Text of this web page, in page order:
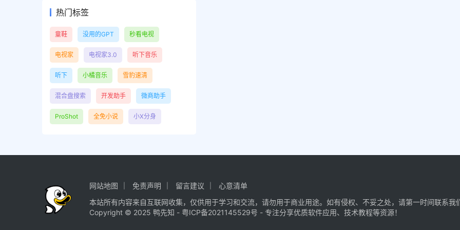
热门标签
童鞋 没用的GPT 秒看电视
电视家 电视家3.0 听下音乐
听下 小橘音乐 雪豹速清
混合盘搜索 开发助手 微商助手
ProShot 全免小说 小X分身
网站地图 免责声明 留言建议
心意清单
本站所有内容来自互联网收集，仅供用于学习和交流，请勿用于商业用途。如有侵权、不妥之处，请第一时间联系我
Copyright © 2025 鸭先知 -粤ICP备2021145529号 - 专注分享优质软件应用、技术教程等资源！